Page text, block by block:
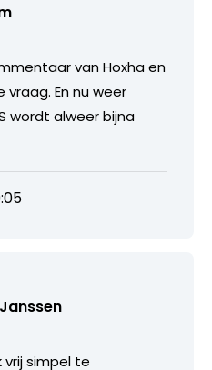
van Hoxha en
En nu weer
wordt alweer bijna
vrij simpel te